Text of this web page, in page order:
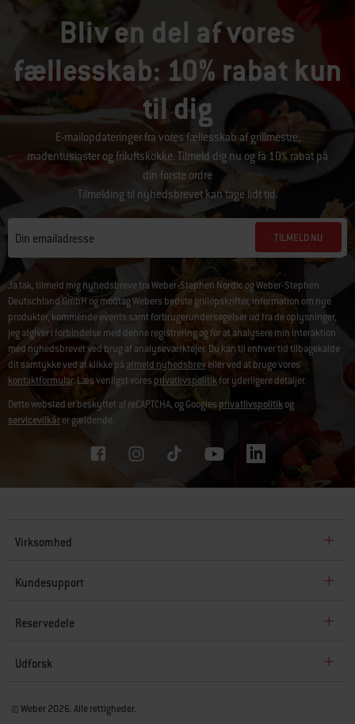
Bliv en del af vores
fællesskab: 10% rabat kun
til dig
E-mailopdateringer fra vores fællesskab af grillmestre,
madentusiaster og friluftskokke. Tilmeld dig nu og få 10% rabat på
din første ordre
Tilmelding til nyhedsbrevet kan tage lidt tid.
Din emailadresse TILMELD NU
Ja tak, tilmeld mig nyhedsbreve fra Weber-Stephen Nordic og Weber-Stephen
Deutschland GmbH og modtag Webers bedste grillopskrifter, information om nye
produkter, kommende events samt forbrugerundersøgelser ud fra de oplysninger,
jeg afgiver i forbindelse med denne registrering og for at analysere min interaktion
med nyhedsbrevet ved brug af analyseværktøjer. Du kan til enhver tid tilbagekalde
dit samtykke ved at klikke på afmeld nyhedsbreveller ved at bruge vores
kontaktformular. Læs venligst voresprivatlivspolitikfor yderligere detaljer.
Dette websted er beskyttet af reCAPTCHA, og Googlesprivatlivspolitikog
servicevilkårer gældende.
Virksomhed
Kundesupport
Reservedele
Udforsk
© Weber 2026. Alle rettigheder.